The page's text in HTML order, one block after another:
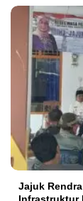
Jajuk
Infrastruktur